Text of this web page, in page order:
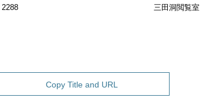
2288 三田洞閲覧室
Copy Title and URL